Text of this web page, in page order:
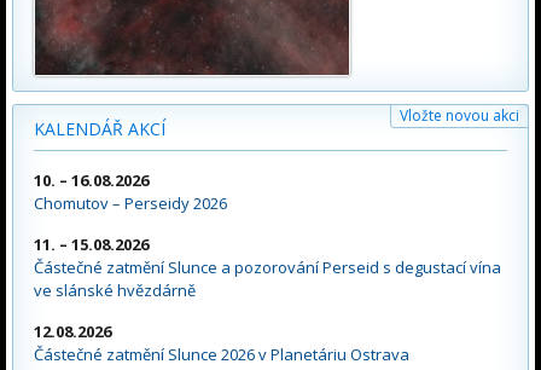
KALENDÁŘ AKCÍ
Vložte novou akci
10. – 16.08.2026
Chomutov – Perseidy 2026
11. – 15.08.2026
Částečné zatmění Slunce a pozorování Perseid s degustací vína
ve slánské hvězdárně
12.08.2026
Částečné zatmění Slunce 2026 v Planetáriu Ostrava